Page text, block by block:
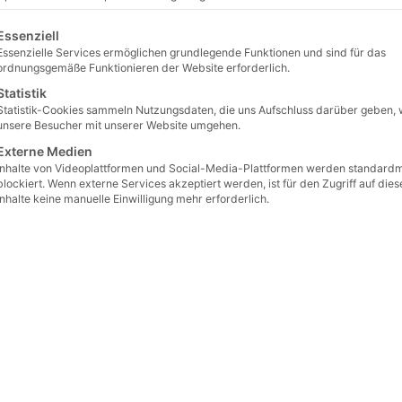
/ Natursteinpflaster
8 x 8
Preis / m² ab
Preis / m² ab
Preis / m² ab
eine Liste der Service-Gruppen, für die eine
Services ermöglichen grundlegende Funktionen und sind für das
Funktionieren der Website erforderlich.
Cookies sammeln Nutzungsdaten, die uns Aufschluss darüber geben,
Besucher mit unserer Website umgehen.
Medien
von Videoplattformen und Social-Media-Plattformen werden
Wenn externe Services akzeptiert werden, ist für den Zugriff auf
keine manuelle Einwilligung mehr erforderlich.